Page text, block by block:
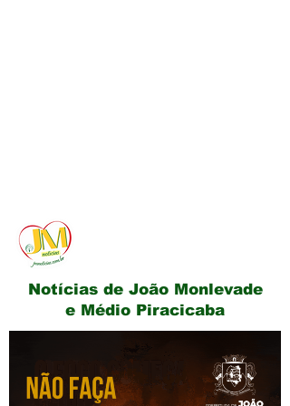
Notícias de João Monlevade
e Médio Piracicaba